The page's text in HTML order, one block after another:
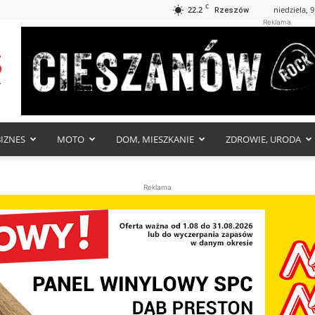
22.2 C Rzeszów niedziela,
Reklama
MOTO DOM, MIESZKANIE ZDROWIE, URODA
Reklama